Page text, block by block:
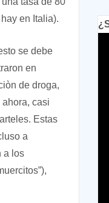
en Italia).
se debe
en
de droga,
casi
Estas
a
a los